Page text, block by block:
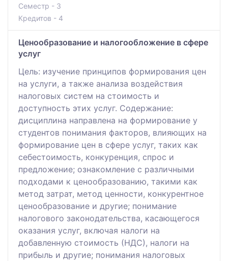
Семестр - 3
Кредитов - 4
Ценообразование и налогообложение в сфере
услуг
Цель: изучение принципов формирования цен
на услуги, а также анализа воздействия
налоговых систем на стоимость и
доступность этих услуг. Содержание:
дисциплина направлена на формирование у
студентов понимания факторов, влияющих на
формирование цен в сфере услуг, таких как
себестоимость, конкуренция, спрос и
предложение; ознакомление с различными
подходами к ценообразованию, такими как
метод затрат, метод ценности, конкурентное
ценообразование и другие; понимание
налогового законодательства, касающегося
оказания услуг, включая налоги на
добавленную стоимость (НДС), налоги на
прибыль и другие; понимания налоговых